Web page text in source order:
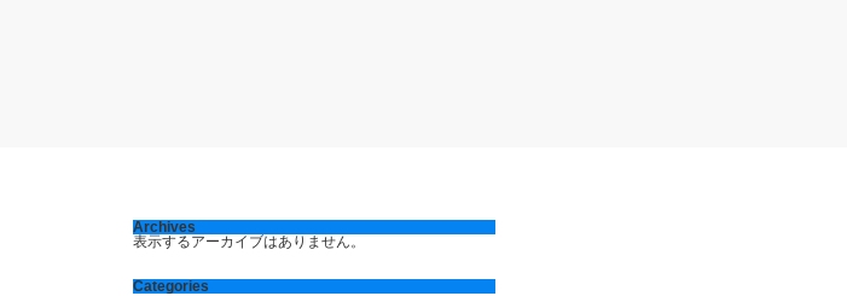
Archives
表示するアーカイブはありません。
Categories